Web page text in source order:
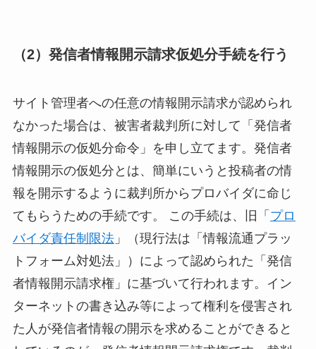
（2）発信者情報開示請求仮処分手続を行う
サイト管理者への任意の情報開示請求が認められ
なかった場合は、被害者裁判所に対して「発信者
情報開示の仮処分命令」を申し立てます。発信者
情報開示の仮処分とは、簡単にいうと投稿者の情
報を開示するように裁判所からプロバイダに命じ
てもらうための手続です。 この手続は、旧「 プロ
バイダ責任制限法」（現行法は「情報流通プラッ
トフォーム対処法」）によって認められた「発信
者情報開示請求権」に基づいて行われます。イン
ターネットの書き込み等によって権利を侵害され
た人が発信者情報の開示を求めることができると